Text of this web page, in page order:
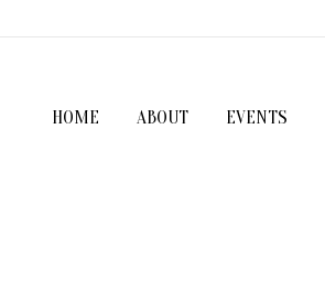
HOME ABOUT EVENTS